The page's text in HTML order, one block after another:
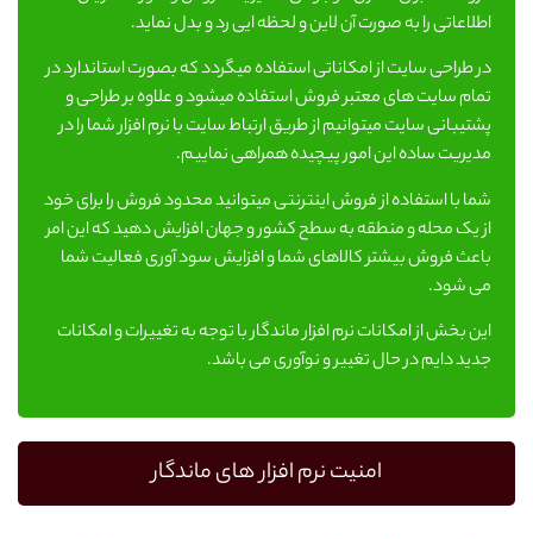
اطلاعاتی را به صورت آن لاین و لحظه اییرد و بدل نماید.
در طراحی سایت از امکاناتی استفاده میگردد که بصورت استاندارد در
تمام سایت های معتبر فروش استفاده میشود و علاوه بر طراحی و
پشتیبانی سایت میتوانیم از طریق ارتباط سایت با نرم افزار شما را در
مدیریت ساده این امور پیچیده همراهی نماییم.
شما با استفاده از فروش اینترنتی میتوانید محدود فروش را برای خود
از یک محله و منطقه به سطح کشور و جهان افزایش دهید که این امر
باعث فروش بیشتر کالاهای شما و افزایش سود آوری فعالیت شما
می شود.
این بخش از امکانات نرم افزار ماندگار با توجه به تغییرات و امکانات
جدید دایم در حال تغییر و نوآوری می باشد.
امنیت نرم افزار های ماندگار